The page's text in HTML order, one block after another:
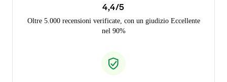
4,4/5
Oltre 5.000 recensioni verificate, con un giudizio Eccellente
nel 90%